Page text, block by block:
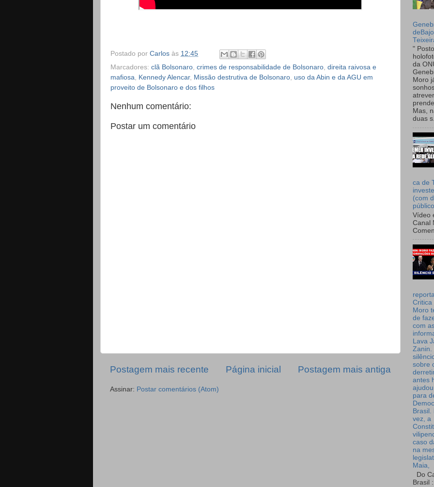
Postado por Carlos às 12:45
Marcadores: clã Bolsonaro crimes de responsabilidade de Bolsonaro direita raivosa e
mafiosa
Kennedy Alencar, Missão destrutiva de Bolsonaro uso da Abin e da AGU em
proveito de Bolsonaro e dos filhos
Nenhum comentário:
Postar um comentário
Postagem mais recente Postagem mais antiga
Página inicial
Assinar: Postar comentários (Atom)
"
da
Moro
Mas,
duas
ca de
(com
Vídeo
Canal
Critica
Moro
de
com
Lava
Zanin.
sobre
antes
para
Brasil.
vez, a
caso
na
Maia,
Do
Brasil :